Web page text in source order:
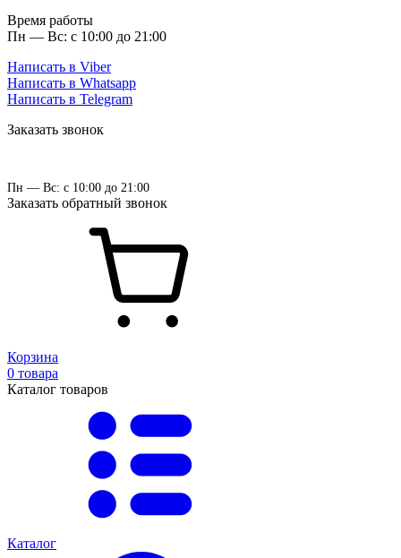
Время работы
Пн — Вс: с 10:00 до 21:00
Написать в Viber
Написать в Whatsapp
Написать в Telegram
Заказать звонок
Пн — Вс: с 10:00 до 21:00
Заказать обратный звонок
Корзина
0 товара
Каталог товаров
Каталог